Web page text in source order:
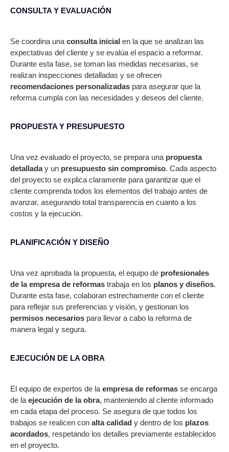
CONSULTA Y EVALUACIÓN
Se coordina una consulta inicial en la que se analizan las
expectativas del cliente y se evalúa el espacio a reformar.
Durante esta fase, se toman las medidas necesarias, se
realizan inspecciones detalladas y se ofrecen
recomendaciones personalizadas para asegurar que la
reforma cumpla con las necesidades y deseos del cliente.
PROPUESTA Y PRESUPUESTO
Una vez evaluado el proyecto, se prepara una propuesta
detalladay un presupuesto sin compromiso. Cada aspecto
del proyecto se explica claramente para garantizar que el
cliente comprenda todos los elementos del trabajo antes de
avanzar, asegurando total transparencia en cuanto a los
costos y la ejecución.
PLANIFICACIÓN Y DISEÑO
Una vez aprobada la propuesta, el equipo de profesionales
de la empresa de reformas trabaja en los planos y diseños.
Durante esta fase, colaboran estrechamente con el cliente
para reflejar sus preferencias y visión, y gestionan los
permisos necesarios para llevar a cabo la reforma de
manera legal y segura.
EJECUCIÓN DE LA OBRA
El equipo de expertos de la empresa de reformas se encarga
de la ejecución de la obra, manteniendo al cliente informado
en cada etapa del proceso. Se asegura de que todos los
trabajos se realicen con alta calidad y dentro de los plazos
acordados, respetando los detalles previamente establecidos
en el proyecto.